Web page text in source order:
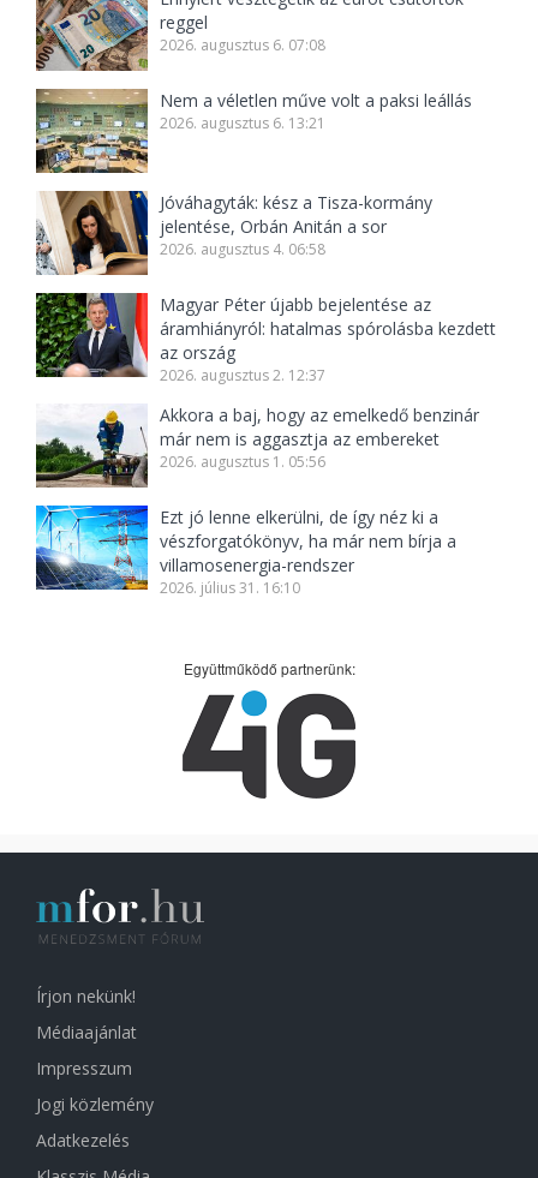
reggel
2026. augusztus 6. 07:08
Nem a véletlen műve volt a paksi leállás
2026. augusztus 6. 13:21
Jóváhagyták: kész a Tisza-kormány
jelentése, Orbán Anitán a sor
2026. augusztus 4. 06:58
Magyar Péter újabb bejelentése az
áramhiányról: hatalmas spórolásba kezdett
az ország
2026. augusztus 2. 12:37
Akkora a baj, hogy az emelkedő benzinár
már nem is aggasztja az embereket
2026. augusztus 1. 05:56
Ezt jó lenne elkerülni, de így néz ki a
vészforgatókönyv, ha már nem bírja a
villamosenergia-rendszer
2026. július 31. 16:10
Együttműködő partnerünk:
Írjon nekünk!
Médiaajánlat
Impresszum
Jogi közlemény
Adatkezelés